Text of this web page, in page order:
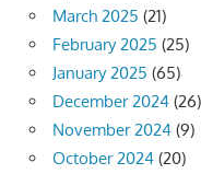
March 2025 (21)
February 2025 (25)
January 2025 (65)
December 2024 (26)
November 2024 (9)
October 2024 (20)